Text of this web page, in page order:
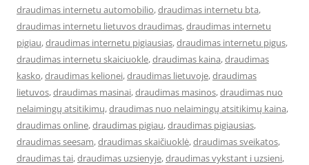
draudimas internetu automobilio,draudimas internetu bta,
draudimas internetu lietuvos draudimas,draudimas internetu
pigiau,draudimas internetu pigiausias,draudimas internetu pigus,
draudimas internetu skaiciuokle,draudimas kaina,draudimas
kasko,draudimas kelionei,draudimas lietuvoje,draudimas
lietuvos,draudimas masinai,draudimas masinos,draudimas nuo
nelaimingų atsitikimų,draudimas nuo nelaimingų atsitikimų kaina,
draudimas online,draudimas pigiau,draudimas pigiausias,
draudimas seesam,draudimas skaičiuoklė,draudimas sveikatos,
draudimas tai,draudimas uzsienyje,draudimas vykstant i uzsieni,